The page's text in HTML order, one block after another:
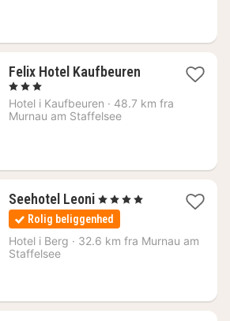
Felix Hotel Kaufbeuren1
fra
, 3 Stjerner
Hotel i Kaufbeuren · 48.7 km fra
Murnau am Staffelsee
Seehotel Leoni2
nætter
fra
1155
, 4 Stjerner
Rolig beliggenhed
Hotel i Berg · 32.6 km fra Murnau am
Staffelsee